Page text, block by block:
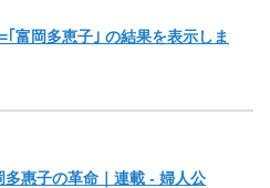
｢富岡多恵子｣ の結果を表示しま
多惠子の革命｜連載 - 婦人公